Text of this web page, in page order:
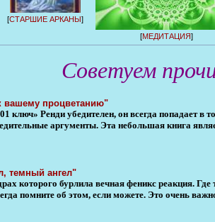
[СТАРШИЕ АРКАНЫ]
[МЕДИТАЦИЯ]
Советуем
вашему процветанию"
ключ» Ренди убедителен, он всегда попадает в
аргументы. Эта небольшая книга
темный ангел"
которого бурлила вечная феникс реакция.
помните об этом, если можете. Это очень